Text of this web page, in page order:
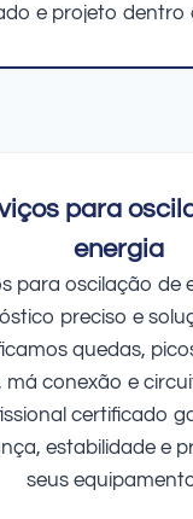
e projeto dentro
para
energia
para oscilação de
preciso e
quedas,
má conexão e
certificado
estabilidade e
seus